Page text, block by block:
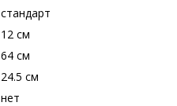
стандарт
12 см
64 см
24.5 см
нет